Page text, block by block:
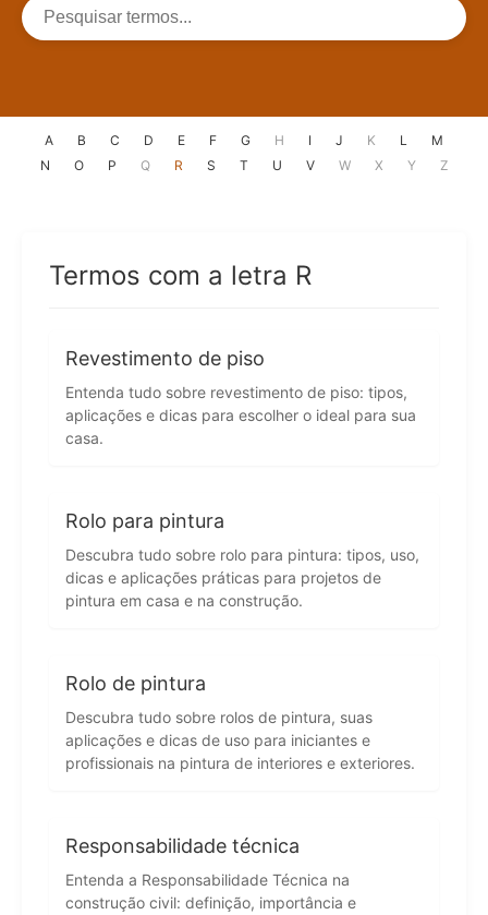
A B C D E F G H I J K L
M
N
O P Q R S T U V W X Y Z
Termos com a letra R
Revestimento de piso
Entenda tudo sobre revestimento de piso: tipos,
aplicações e dicas para escolher o ideal para sua
casa.
Rolo para pintura
Descubra tudo sobre rolo para pintura: tipos, uso,
dicas e aplicações práticas para projetos de
pintura em casa e na construção.
Rolo de pintura
Descubra tudo sobre rolos de pintura, suas
aplicações e dicas de uso para iniciantes e
profissionais na pintura de interiores e exteriores.
Responsabilidade técnica
Entenda a Responsabilidade Técnica na
construção civil: definição, importância e